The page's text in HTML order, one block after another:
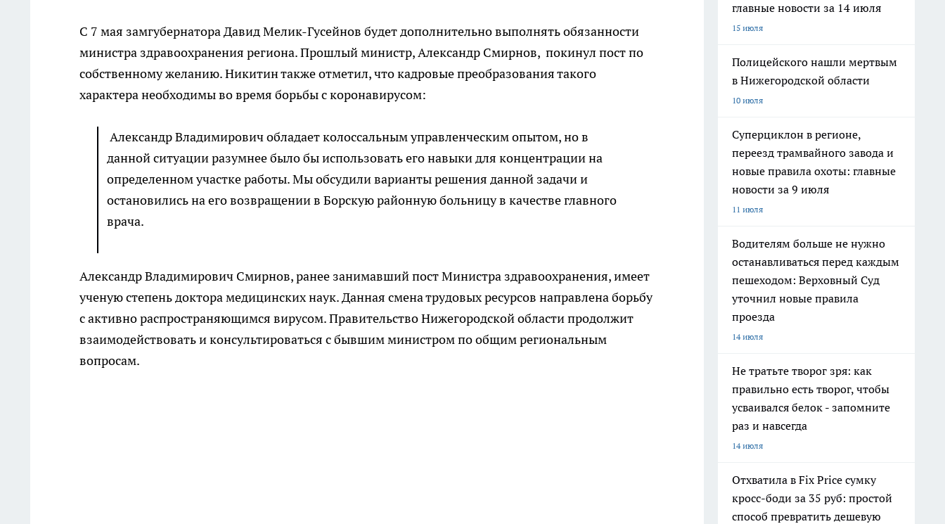
С 7 мая замгубернатора Давид Мелик-Гусейнов будет дополнительно выполнять обязанности
министра здравоохранения региона. Прошлый министр, Александр Смирнов, покинул пост по
собственному желанию. Никитин также отметил, что кадровые преобразования такого
характера необходимы во время борьбы с коронавирусом:
Александр Владимирович обладает колоссальным управленческим опытом, но в
данной ситуации разумнее было бы использовать его навыки для концентрации на
определенном участке работы. Мы обсудили варианты решения данной задачи и
остановились на его возвращении в Борскую районную больницу в качестве главного
врача.
Александр Владимирович Смирнов, ранее занимавший пост Министра здравоохранения, имеет
ученую степень доктора медицинских наук. Данная смена трудовых ресурсов направлена борьбу
с активно распространяющимся вирусом. Правительство Нижегородской области продолжит
взаимодействовать и консультироваться с бывшим министром по общим региональным
вопросам.
главные новости за 14 июля
15 июля
Полицейского нашли мертвым
в Нижегородской области
10 июля
Суперциклон в регионе,
переезд трамвайного завода и
новые правила охоты: главные
новости за 9 июля
11 июля
Водителям больше не нужно
останавливаться перед каждым
пешеходом: Верховный Суд
уточнил новые правила
проезда
14 июля
Не тратьте творог зря: как
правильно есть творог, чтобы
усваивался белок - запомните
раз и навсегда
14 июля
Отхватила в Fix Price сумку
кросс-боди за 35 руб: простой
способ превратить дешевую